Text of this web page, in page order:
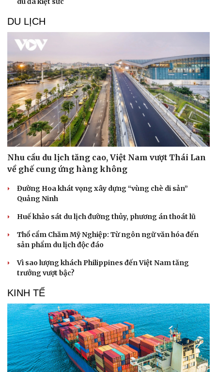
Văn hóa
Sân khấu - Điện ảnh
Văn học
Âm nhạc
Di sản
Giải trí
Nghệ sĩ
Thời trang
Sao Việt
DU LỊCH
Nhu cầu du lịch tăng cao, Việt Nam vượt Thái Lan
về ghế cung ứng hàng không
Đường Hoa khát vọng xây dựng “vùng chè di sản”
Quảng Ninh
Huế khảo sát du lịch đường thủy, phương án thoát lũ
Thổ cẩm Chăm Mỹ Nghiệp: Từ ngôn ngữ văn hóa đến
sản phẩm du lịch độc đáo
Vì sao lượng khách Philippines đến Việt Nam tăng
trưởng vượt bậc?
KINH TẾ